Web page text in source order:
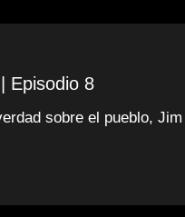
Episodio 8
sobre el pueblo,